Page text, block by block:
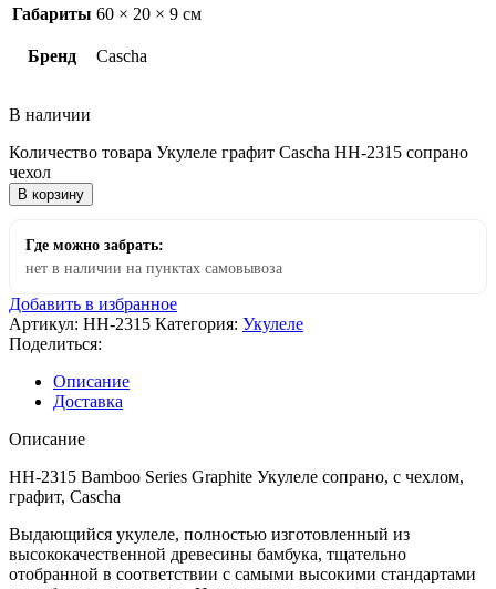
Габариты 60 × 20 × 9 см
Бренд Cascha
В наличии
Количество товара Укулеле графит Cascha HH-2315 сопрано
чехол
В корзину
Где можно забрать:
нет в наличии на пунктах самовывоза
Добавить в избранное
Артикул: HH-2315 Категория: Укулеле
Поделиться:
Описание
Доставка
Описание
HH-2315 Bamboo Series Graphite Укулеле сопрано, с чехлом,
графит, Cascha
Выдающийся укулеле, полностью изготовленный из
высококачественной древесины бамбука, тщательно
отобранной в соответствии с самыми высокими стандартами